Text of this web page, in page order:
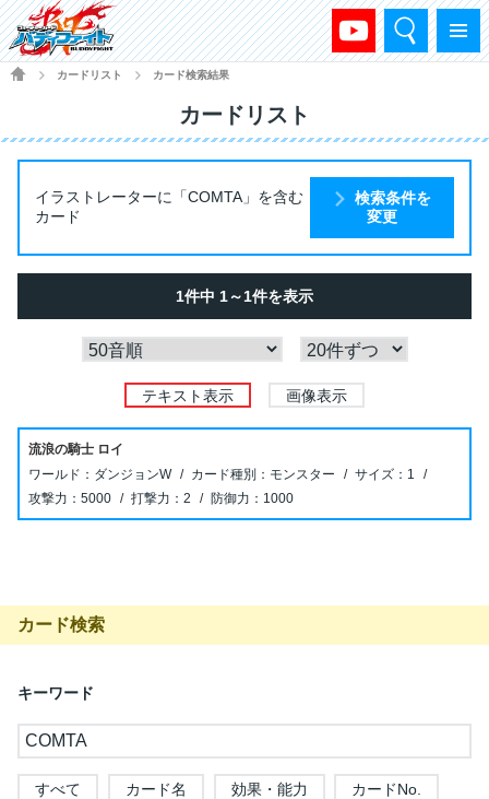
メニュー
検索
HOME
カードリスト カード検索結果
カードリスト
イラストレーターに「COMTA」を含む
カード
検索条件を
変更
1件中 1～1件を表示
テキスト表示 画像表示
流浪の騎士 ロイ
ダンジョンW
モンスター
1
5000
2 1000
カード検索
キーワード
すべて カード名 効果・能力 カードNo.